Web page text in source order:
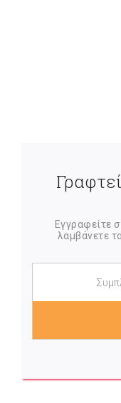
Εγγραφείτε
λαμβάνετε